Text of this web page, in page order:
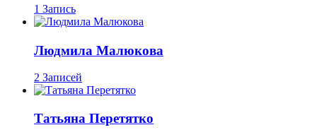
1 Запись
Людмила Малюкова
2 Записей
Татьяна Перетятко